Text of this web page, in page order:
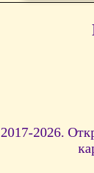
2017-2026.